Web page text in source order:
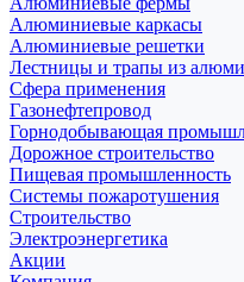
Алюминиевые каркасы
Алюминиевые решетки
Лестницы и трапы из
Сфера применения
Газонефтепровод
Горнодобывающая
Дорожное строительство
Пищевая промышленность
Системы пожаротушения
Строительство
Электроэнергетика
Акции